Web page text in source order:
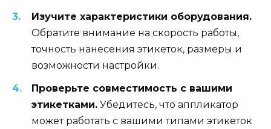
Изучите характеристики оборудования.
Обратите внимание на скорость работы,
точность нанесения этикеток, размеры и
возможности настройки.
Проверьте совместимость с вашими
этикетками. Убедитесь, что аппликатор
может работать с вашими типами этикеток